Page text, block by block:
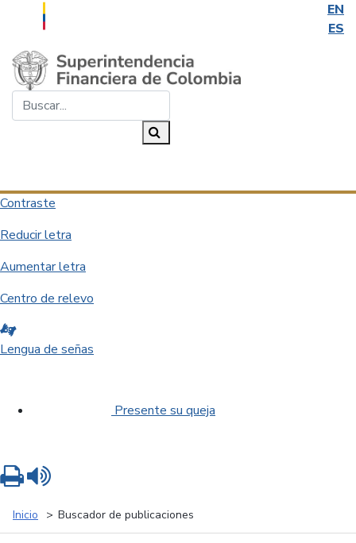
EN
ES
Saltar al contenido principal
Contraste
Reducir letra
Aumentar letra
Centro de relevo
Lengua de señas
Presente su queja
Inicio Buscador de publicaciones
Imprimir